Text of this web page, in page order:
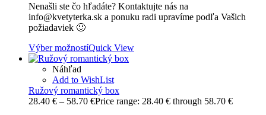
Nenašli ste čo hľadáte? Kontaktujte nás na
info@kvetyterka.sk a ponuku radi upravíme podľa Vašich
požiadaviek 🙂
Výber možnostíQuick View
Náhľad
Add to WishList
Ružový romantický box
28.40 € – 58.70 €Price range: 28.40 € through 58.70 €